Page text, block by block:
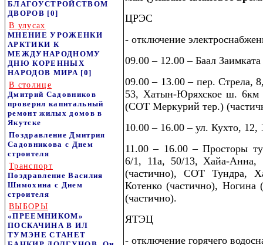
БЛАГОУСТРОЙСТВОМ
ДВОРОВ [0]
В улусах
МНЕНИЕ УРОЖЕНКИ
АРКТИКИ К
МЕЖДУНАРОДНОМУ
ДНЮ КОРЕННЫХ
НАРОДОВ МИРА [0]
В столице
Дмитрий Садовников
проверил капитальный
ремонт жилых домов в
Якутске
Поздравление Дмитрия
Садовникова с Днем
строителя
Транспорт
Поздравление Василия
Шимохина с Днем
строителя
ВЫБОРЫ
«ПРЕЕМНИКОМ»
ПОСКАЧИНА В ИЛ
ТУМЭНЕ СТАНЕТ
ЦРЭС
- отключение
09.00 – 12.00 – Баал
09.00 – 13.00 – пер. Стрела,
53, Хатын-Юряхское ш. 6км
(СОТ Меркурий тер.)
10.00 – 16.00 – ул. Кухто,
11.00 – 16.00 – Просторы
6/1, 11а, 50/13, Хайа-Анна,
(частично), СОТ Тундра,
Котенко (частично),
(частично).
ЯТЭЦ
- отключение горячего